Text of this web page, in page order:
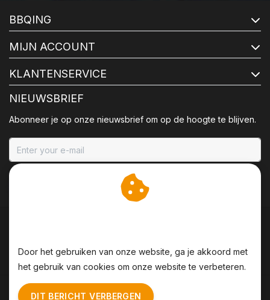
BBQING
MIJN ACCOUNT
KLANTENSERVICE
NIEUWSBRIEF
Abonneer je op onze nieuwsbrief om op de hoogte te blijven.
Algemene voorwaarden | Disclaimer
Door het gebruiken van onze website, ga je akkoord met
het gebruik van cookies om onze website te verbeteren.
DIT BERICHT VERBERGEN